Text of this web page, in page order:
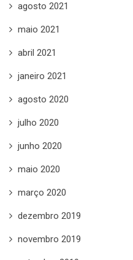
agosto 2021
maio 2021
abril 2021
janeiro 2021
agosto 2020
julho 2020
junho 2020
maio 2020
março 2020
dezembro 2019
novembro 2019